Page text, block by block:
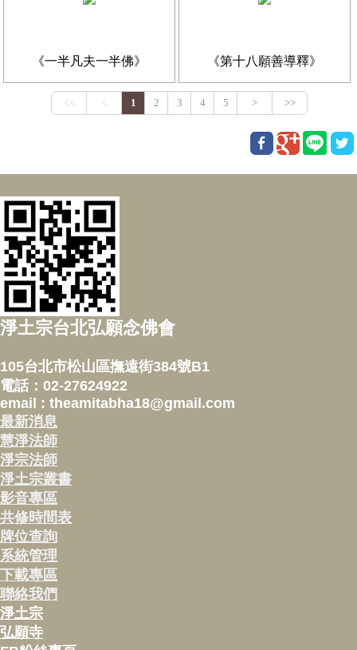
《一半凡夫一半佛》 《第十八願善導釋》
淨土宗台北弘願念佛會
105台北市松山區撫遠街384號B1
電話：02-27624922
email : theamitabha18@gmail.com
最新消息
慧淨法師
淨宗法師
淨土宗叢書
影音專區
共修時間表
牌位查詢
系統管理
下載專區
聯絡我們
淨土宗
弘願寺